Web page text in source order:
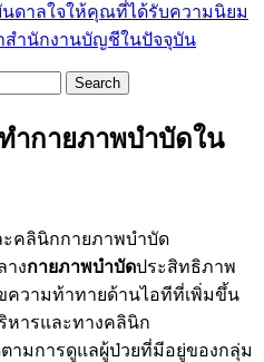
ดาลใจให้คุณที่ได้รับความนิยม
สำนักงานบัญชีในปัจจุบัน
ำกายภาพบำบัดใน
คลินิกกายภาพบำบัด
างกายภาพบำบัดประสิทธิภาพ
ความท้าทายด้านไอทีที่เพิ่มขึ้น
หารและทางคลินิก
ามการดูแลผู้ป่วยที่มีอยู่ของกลุ่ม